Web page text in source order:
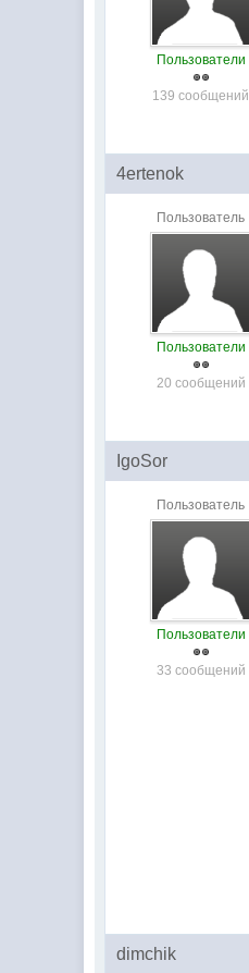
Пользователи
139 сообщений
4ertenok
Пользователь
Пользователи
20 сообщений
IgoSor
Пользователь
Пользователи
33 сообщений
dimchik